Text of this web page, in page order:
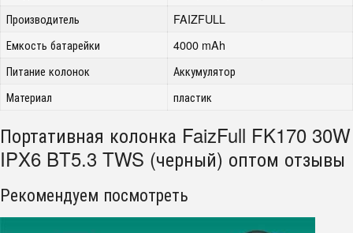
Производитель
FAIZFULL
Емкость батарейки
4000 mAh
Питание колонок
Аккумулятор
Материал
пластик
Портативная колонка FaizFull FK170 30W
IPX6 BT5.3 TWS (черный) оптом отзывы
Рекомендуем посмотреть